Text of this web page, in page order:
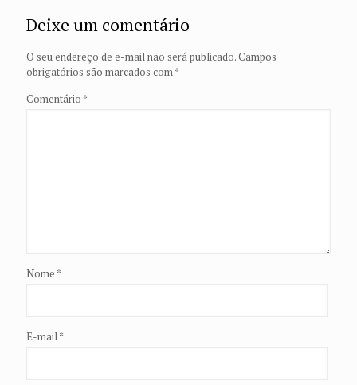
Deixe um comentário
O seu endereço de e-mail não será publicado.Campos
obrigatórios são marcados com*
Comentário *
Nome *
E-mail*